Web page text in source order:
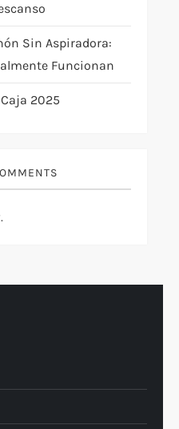
Sin Aspiradora:
Funcionan
2025